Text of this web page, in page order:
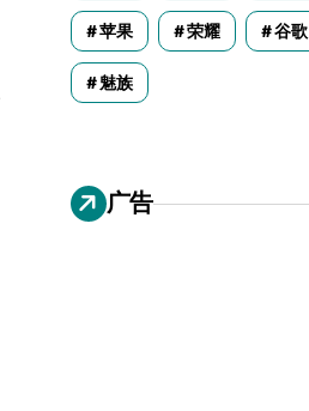
苹果 荣耀 谷歌
魅族
广告